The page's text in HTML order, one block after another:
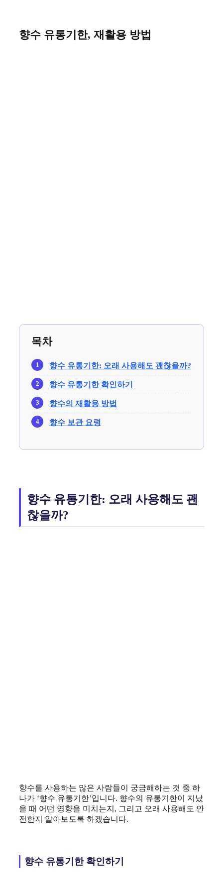
향수 유통기한, 재활용 방법
목차
향수 유통기한: 오래 사용해도 괜찮을까?
향수 유통기한 확인하기
향수의 재활용 방법
향수 보관 요령
향수 유통기한: 오래 사용해도 괜
찮을까?
향수를 사용하는 많은 사람들이 궁금해하는 것 중 하
나가 ‘향수 유통기한’입니다. 향수의 유통기한이 지났
을 때 어떤 영향을 미치는지, 그리고 오래 사용해도 안
전한지 알아보도록 하겠습니다.
향수 유통기한 확인하기